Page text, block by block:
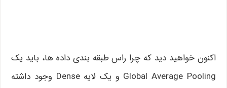
اکنون خواهید دید که چرا راس طبقه بندی داده ها، باید یک
Global Average Pooling و یک لایه Dense وجود داشته